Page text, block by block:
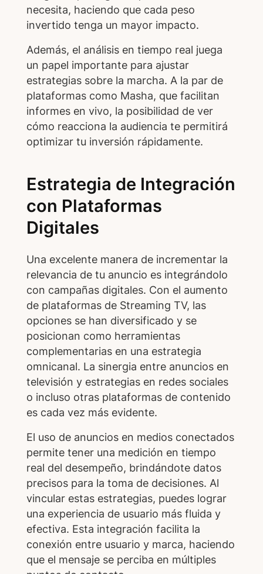
necesita, haciendo que cada peso
invertido tenga un mayor impacto.
Además, el análisis en tiempo real juega
un papel importante para ajustar
estrategias sobre la marcha. A la par de
plataformas como Masha, que facilitan
informes en vivo, la posibilidad de ver
cómo reacciona la audiencia te permitirá
optimizar tu inversión rápidamente.
Estrategia de Integración
con Plataformas
Digitales
Una excelente manera de incrementar la
relevancia de tu anuncio es integrándolo
con campañas digitales. Con el aumento
de plataformas de Streaming TV, las
opciones se han diversificado y se
posicionan como herramientas
complementarias en una estrategia
omnicanal. La sinergia entre anuncios en
televisión y estrategias en redes sociales
o incluso otras plataformas de contenido
es cada vez más evidente.
El uso de anuncios en medios conectados
permite tener una medición en tiempo
real del desempeño, brindándote datos
precisos para la toma de decisiones. Al
vincular estas estrategias, puedes lograr
una experiencia de usuario más fluida y
efectiva. Esta integración facilita la
conexión entre usuario y marca, haciendo
que el mensaje se perciba en múltiples